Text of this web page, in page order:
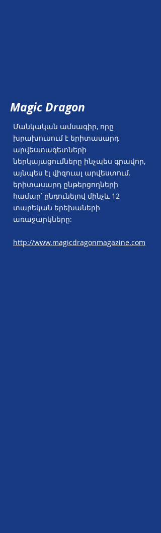
Magic Dragon
Մանկական ամսագիր, որը
խրախուսում է երիտասարդ
արվեստագետների
ներկայացումները ինչպես գրավոր,
այնպես էլ վիզուալ արվեստում.
երիտասարդ ընթերցողների
համար՝ ընդունելով մինչև 12
տարեկան երեխաների
առաջարկները:
http://www.magicdragonmagazine.com